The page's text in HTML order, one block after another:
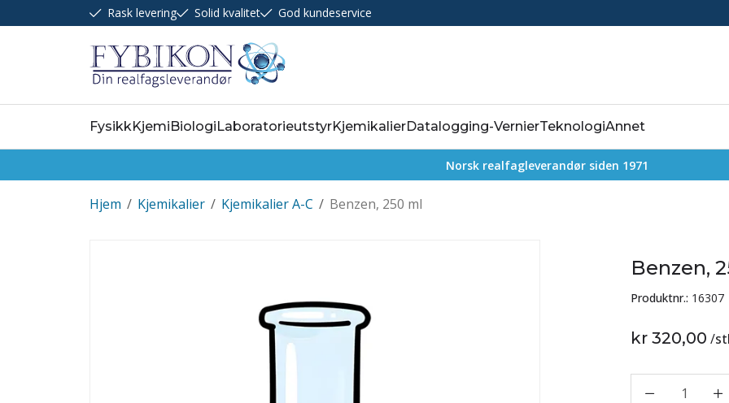
Rask levering Solid kvalitet God kundeservice
FysikkKjemiBiologiLaboratorieutstyrKjemikalierDatalogging-VernierTeknologiAnnet
Norsk realfagleverandør siden 1971
/
Hjem /
Kjemikalier /
Kjemikalier A-C Benzen, 250 ml
Benzen,
Produktnr.: 16307
kr 320,00 /
1